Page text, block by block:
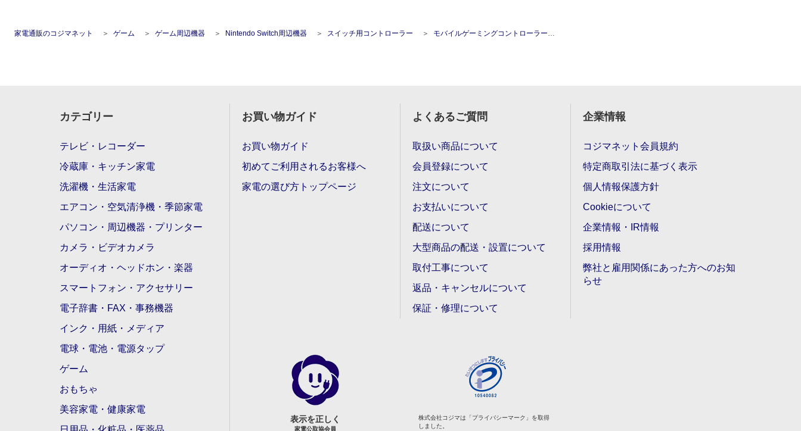
家電通販のコジマネット ゲーム ゲーム周辺機器 Nintendo Switch周辺機器 スイッチ用コントローラー モバイルゲーミングコントローラー WindowsPC/Switch/Android/対応 GameSirT4Kaleid
カテゴリー
テレビ・レコーダー
冷蔵庫・キッチン家電
洗濯機・生活家電
エアコン・空気清浄機・季節家電
パソコン・周辺機器・プリンター
カメラ・ビデオカメラ
オーディオ・ヘッドホン・楽器
スマートフォン・アクセサリー
電子辞書・FAX・事務機器
インク・用紙・メディア
電球・電池・電源タップ
ゲーム
おもちゃ
美容家電・健康家電
お買い物ガイド
お買い物ガイド
初めてご利用されるお客様へ
家電の選び方トップページ
よくあるご質問
取扱い商品について
会員登録について
注文について
お支払いについて
配送について
大型商品の配送・設置について
取付工事について
返品・キャンセルについて
保証・修理について
企業情報
コジマネット会員規約
特定商取引法に基づく表示
個人情報保護方針
Cookieについて
企業情報・IR情報
採用情報
弊社と雇用関係にあった方へのお知
らせ
表示を正しく
家電公取協会員
株式会社コジマは「プライバシーマーク」を取得
しました。